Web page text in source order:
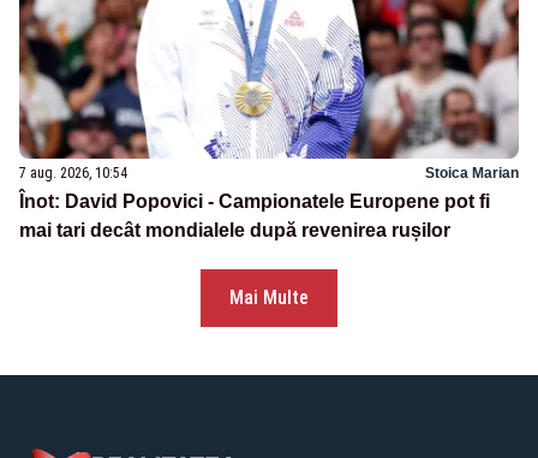
7 aug. 2026, 10:54 Stoica Marian
Înot: David Popovici - Campionatele Europene pot fi
mai tari decât mondialele după revenirea rușilor
Mai Multe